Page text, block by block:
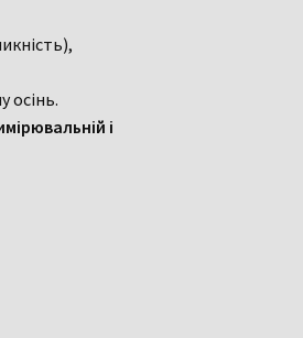
осінь.
і